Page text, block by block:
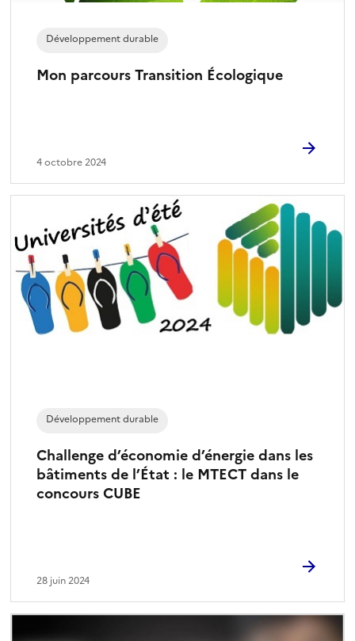
Mon parcours Transition Écologique
Développement durable
4 octobre 2024
Challenge d’économie d’énergie dans les
bâtiments de l’État : le MTECT dans le
concours CUBE
Développement durable
28 juin 2024